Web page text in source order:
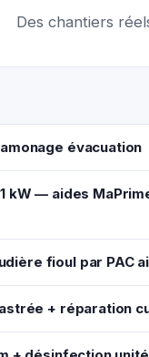
Des chantiers
évacuation
kW — aides
fioul par PAC
+ réparation